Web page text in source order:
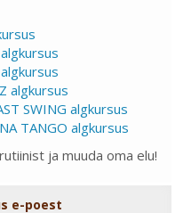
algkursus
SWING algkursus
TANGO algkursus
ja muuda oma elu!
e-poest